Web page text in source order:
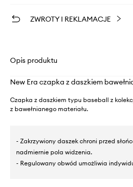
ZWROTY I REKLAMACJE
Opis produktu
New Era czapka z daszkiem
Czapka z daszkiem typu baseball z
z bawełnianego materiału.
- Zakrzywiony daszek chroni przed
nadmiernie pola widzenia.
- Regulowany obwód umożliwia